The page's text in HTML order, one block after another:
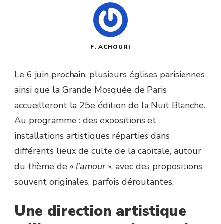
F. ACHOURI
Le 6 juin prochain, plusieurs églises parisiennes
ainsi que la Grande Mosquée de Paris
accueilleront la 25e édition de la Nuit Blanche.
Au programme : des expositions et
installations artistiques réparties dans
différents lieux de culte de la capitale, autour
du thème de « l’amour», avec des propositions
souvent originales, parfois déroutantes.
Une direction artistique